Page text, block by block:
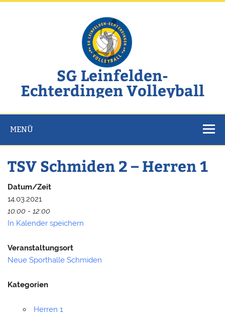
Zum
SG Leinfelden-
Echterdingen Volleyball
MENÜ
TSV Schmiden 2 – Herren 1
Datum/Zeit
14.03.2021
10:00 - 12:00
In Kalender speichern
Veranstaltungsort
Neue Sporthalle Schmiden
Kategorien
Herren 1